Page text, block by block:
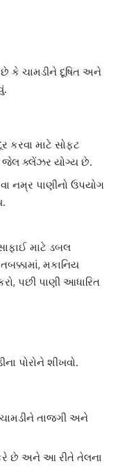
કે ચામડીને દૂષિત અને
કરવા માટે સોફ્ટ
જેલ ક્લેંઝર યોગ્ય છે.
નમ્ર પાણીનો ઉપયોગ
માટે ડબલ
મકાનિય
પછી પાણી આધારિત
પોરોને શીખવો.
ચામડીને તાજગી અને
કરે છે અને આ રીતે તેલના